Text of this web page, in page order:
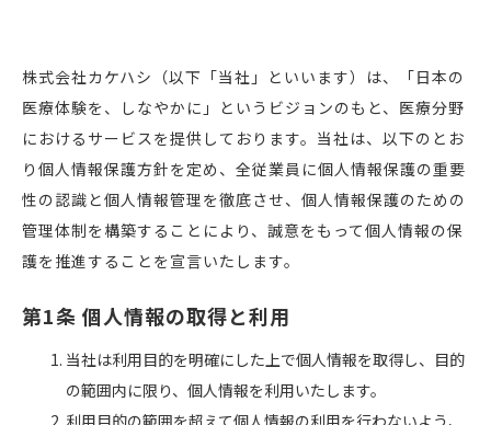
株式会社カケハシ（以下「当社」といいます）は、「日本の
医療体験を、しなやかに」というビジョンのもと、医療分野
におけるサービスを提供しております。当社は、以下のとお
り個人情報保護方針を定め、全従業員に個人情報保護の重要
性の認識と個人情報管理を徹底させ、個人情報保護のための
管理体制を構築することにより、誠意をもって個人情報の保
護を推進することを宣言いたします。
第1条 個人情報の取得と利用
当社は利用目的を明確にした上で個人情報を取得し、目的
の範囲内に限り、個人情報を利用いたします。
利用目的の範囲を超えて個人情報の利用を行わないよう、